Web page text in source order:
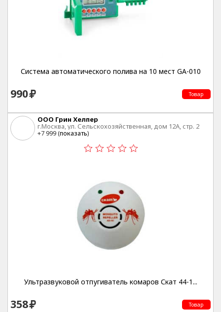
Система автоматического полива на 10 мест GA-010
990 Товар
ООО Грин Хелпер
г.Москва, ул. Сельскохозяйственная, дом 12А, стр. 2
+7 999 (показать)
Ультразвуковой отпугиватель комаров Скат 44-1...
358 Товар